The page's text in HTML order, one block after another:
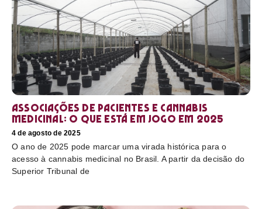
Associações de pacientes e cannabis
medicinal: o que está em jogo em 2025
4 de agosto de 2025
O ano de 2025 pode marcar uma virada histórica para o
acesso à cannabis medicinal no Brasil. A partir da decisão do
Superior Tribunal de